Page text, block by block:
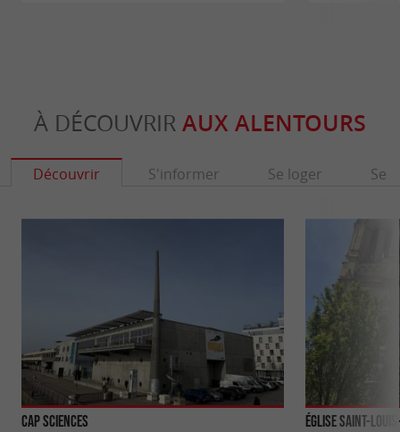
À DÉCOUVRIR AUX ALENTOURS
Découvrir S'informer Se loger Se
Cap Sciences Église Saint-